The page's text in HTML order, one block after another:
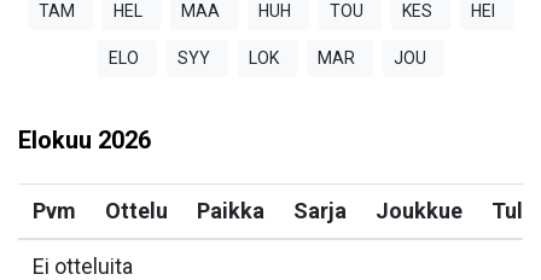
TAM HEL MAA HUH TOU KES HEI
ELO SYY LOK MAR JOU
Elokuu 2026
Pvm Ottelu Paikka Sarja Joukkue
Ei otteluita